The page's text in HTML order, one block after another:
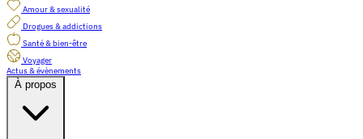
Amour & sexualité
Drogues & addictions
Santé & bien-être
Voyager
Actus & évènements
À propos